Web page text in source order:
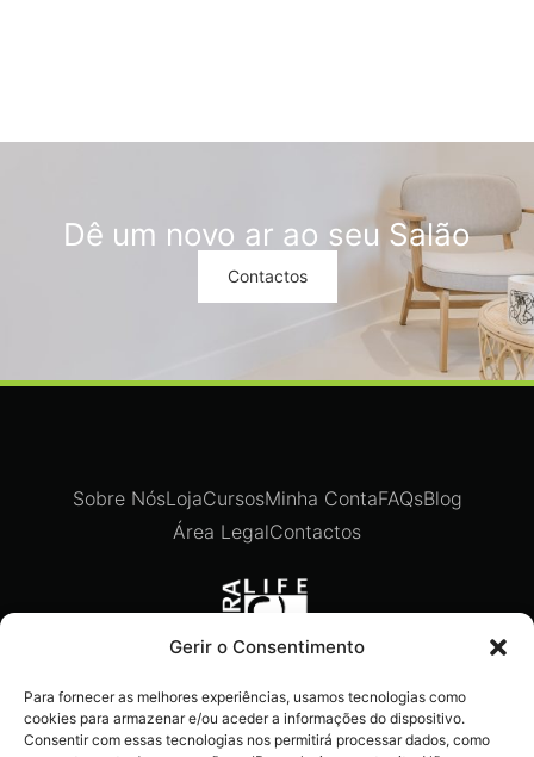
Gerir o Consentimento
Para fornecer as melhores experiências, usamos tecnologias como
cookies para armazenar e/ou aceder a informações do dispositivo.
Consentir com essas tecnologias nos permitirá processar dados, como
Dê um novo ar ao seu Salão
Contactos
Recebe ofertas exclusivas,
novidades e dicas imperdíveis
Sobre NósLojaCursosMinha ContaFAQsBlog
Área LegalContactos